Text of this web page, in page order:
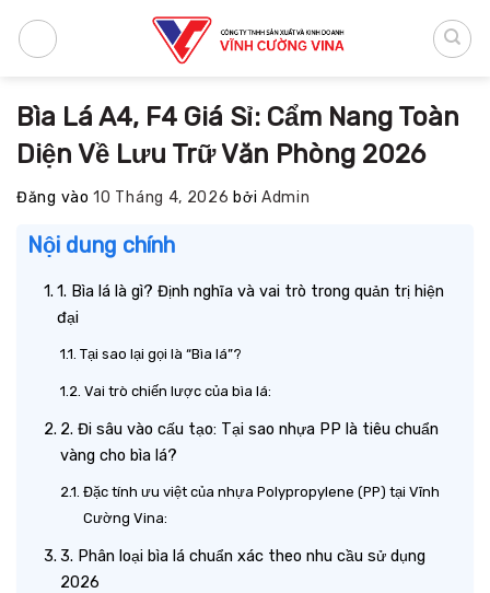
qua
Bìa Lá A4, F4 Giá Sỉ: Cẩm Nang Toàn
Diện Về Lưu Trữ Văn Phòng 2026
Đăng vào10 Tháng 4, 2026 bởiAdmin
Nội dung chính
1. Bìa lá là gì? Định nghĩa và vai trò trong quản trị hiện
đại
Tại sao lại gọi là “Bìa lá”?
Vai trò chiến lược của bìa lá:
2. Đi sâu vào cấu tạo: Tại sao nhựa PP là tiêu chuẩn
vàng cho bìa lá?
Đặc tính ưu việt của nhựa Polypropylene (PP) tại Vĩnh
Cường Vina:
3. Phân loại bìa lá chuẩn xác theo nhu cầu sử dụng
2026